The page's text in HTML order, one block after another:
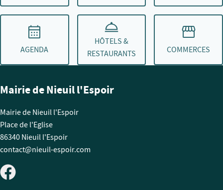
AGENDA
HÔTELS &
RESTAURANTS
COMMERCES
Mairie de Nieuil l'Espoir
Mairie de Nieuil l'Espoir
Place de l'Eglise
86340 Nieuil l'Espoir
contact@nieuil-espoir.com